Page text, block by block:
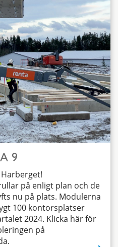
9
på enligt plan och de
nu på plats. Modulerna
100 kontorsplatser
2024. Klicka här för
på